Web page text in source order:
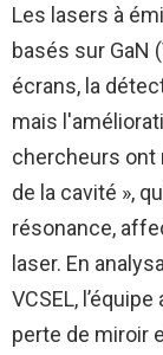
Les lasers à
basés sur GaN
écrans, la
mais
chercheurs ont
de la cavité »,
résonance,
laser. En
VCSEL,
perte de miroir